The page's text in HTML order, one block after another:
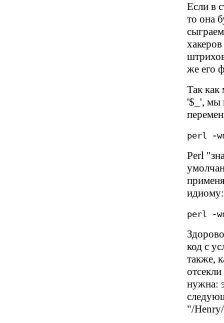
Если в
то она
же его
Так
'$_', мы
perl -
Perl
идиому:
perl -
код с
также,
нужна:
"/